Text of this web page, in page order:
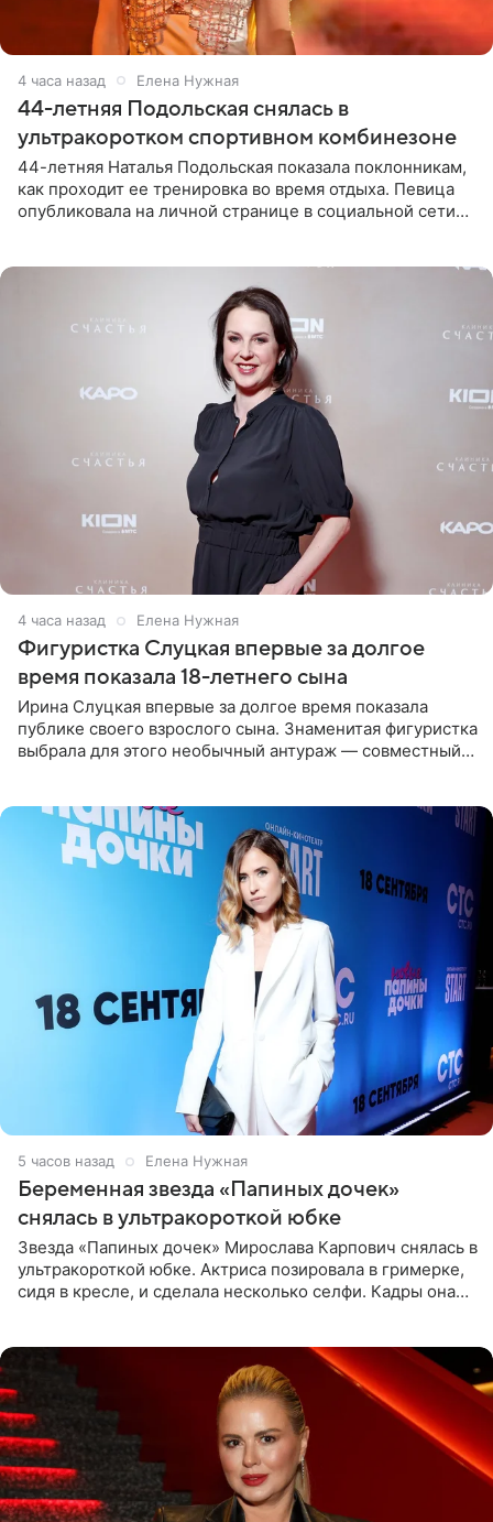
4 часа назад Елена Нужная
44-летняя Подольская снялась в
ультракоротком спортивном комбинезоне
44-летняя Наталья Подольская показала поклонникам,
как проходит ее тренировка во время отдыха. Певица
опубликовала на личной странице в социальной сети
4 часа назад Елена Нужная
Фигуристка Слуцкая впервые за долгое
время показала 18-летнего сына
Ирина Слуцкая впервые за долгое время показала
публике своего взрослого сына. Знаменитая фигуристка
выбрала для этого необычный антураж — совместный
5 часов назад Елена Нужная
Беременная звезда «Папиных дочек»
снялась в ультракороткой юбке
Звезда «Папиных дочек» Мирослава Карпович снялась в
ультракороткой юбке. Актриса позировала в гримерке,
сидя в кресле, и сделала несколько селфи. Кадры она